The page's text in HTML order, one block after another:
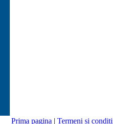
Prima pagina | Termeni si